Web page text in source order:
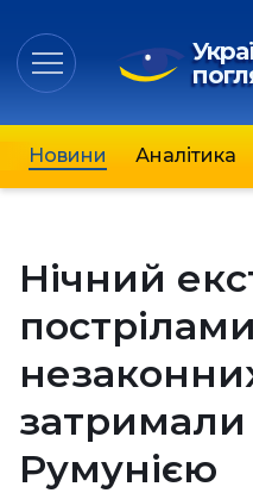
Новини Аналітика
Нічний
затримали
Румунією